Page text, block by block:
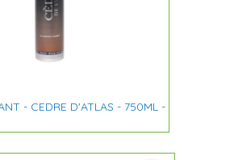
- CEDRE D'ATLAS - 750ML -